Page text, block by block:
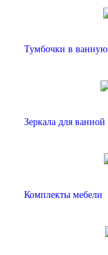
Тумбочки в ванную
Зеркала для ванной
Комплекты мебели